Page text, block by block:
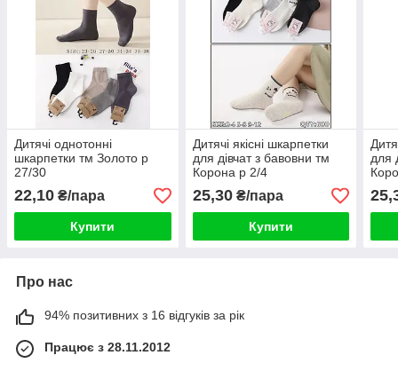
Дитячі однотонні
шкарпетки тм Золото р
27/30
22,10 ₴/пара
Купити
Дитячі якісні шкарпетки
для дівчат з бавовни тм
Корона р 2/4
25,30₴/пара
Купити
для
Про нас
94% позитивних з 16 відгуків за рік
Працює з 28.11.2012